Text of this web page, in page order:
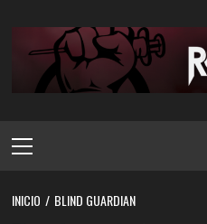
contenido
principal
INICIO BLIND GUARDIAN